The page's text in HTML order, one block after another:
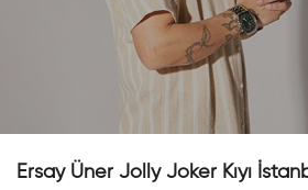
Ersay Üner Jolly Joker Kıyı